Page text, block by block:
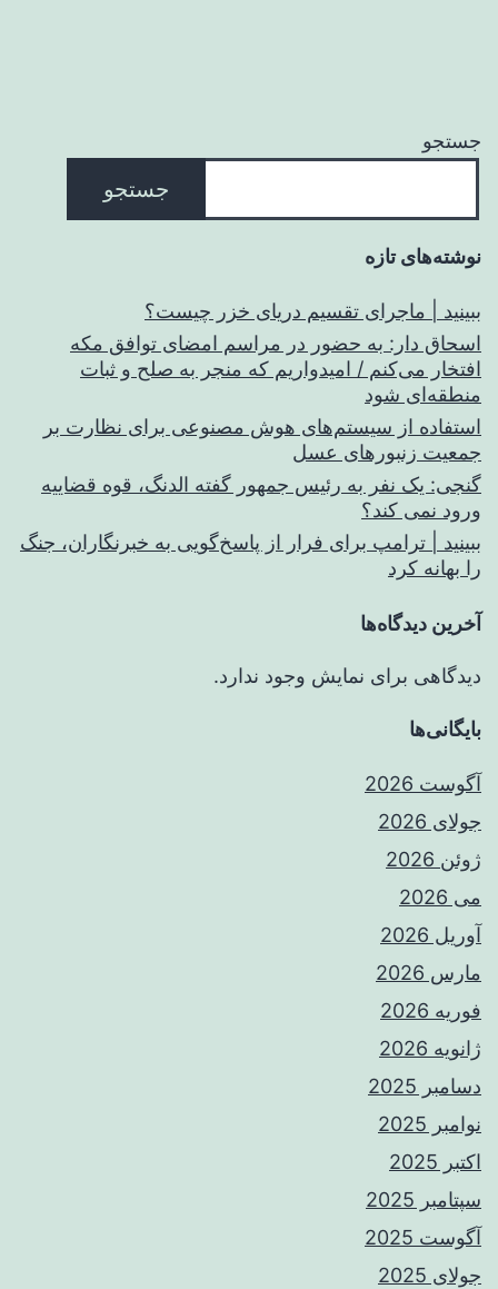
جستجو
جستجو
نوشته‌های تازه
ببینید | ماجرای تقسیم دریای خزر چیست؟
اسحاق‌ دار: به حضور در مراسم امضای توافق مکه
افتخار می‌کنم / امیدواریم که منجر به صلح و ثبات
منطقه‌ای شود
استفاده از سیستم‌های هوش مصنوعی برای نظارت بر
جمعیت زنبورهای عسل
گنجی: یک نفر به رئیس جمهور گفته الدنگ، قوه قضاییه
ورود نمی کند؟
ببینید | ترامپ برای فرار از پاسخ‌گویی به خبرنگاران، جنگ
را بهانه کرد
آخرین دیدگاه‌ها
دیدگاهی برای نمایش وجود ندارد.
بایگانی‌ها
آگوست 2026
جولای 2026
ژوئن 2026
می 2026
آوریل 2026
مارس 2026
فوریه 2026
ژانویه 2026
دسامبر 2025
نوامبر 2025
اکتبر 2025
سپتامبر 2025
آگوست 2025
جولای 2025